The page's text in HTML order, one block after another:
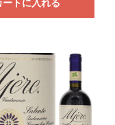
ートに入れる